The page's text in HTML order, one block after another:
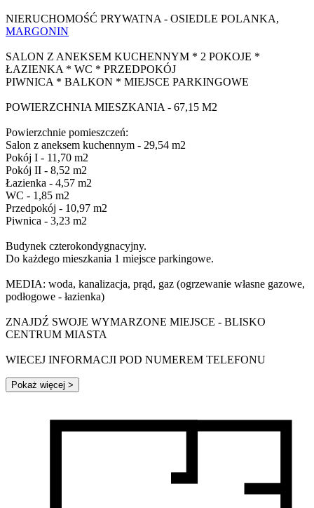
NIERUCHOMOŚĆ PRYWATNA - OSIEDLE POLANKA,
MARGONIN
SALON Z ANEKSEM KUCHENNYM * 2 POKOJE *
ŁAZIENKA * WC * PRZEDPOKÓJ
PIWNICA * BALKON * MIEJSCE PARKINGOWE
POWIERZCHNIA MIESZKANIA - 67,15 M2
Powierzchnie pomieszczeń:
Salon z aneksem kuchennym - 29,54 m2
Pokój I - 11,70 m2
Pokój II - 8,52 m2
Łazienka - 4,57 m2
WC - 1,85 m2
Przedpokój - 10,97 m2
Piwnica - 3,23 m2
Budynek czterokondygnacyjny.
Do każdego mieszkania 1 miejsce parkingowe.
MEDIA: woda, kanalizacja, prąd, gaz (ogrzewanie własne gazowe,
podłogowe - łazienka)
ZNAJDŹ SWOJE WYMARZONE MIEJSCE - BLISKO
CENTRUM MIASTA
WIECEJ INFORMACJI POD NUMEREM TELEFONU
Pokaż więcej >